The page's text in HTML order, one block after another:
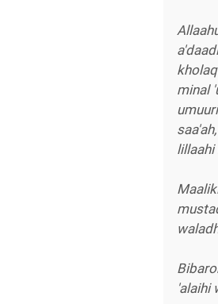
minal
'alaihi